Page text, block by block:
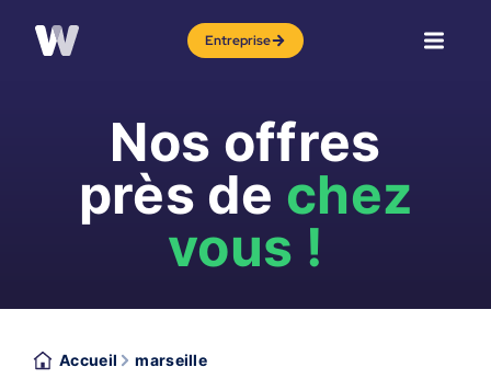
Entreprise
Nos offres
près de chez
vous !
Accueil marseille